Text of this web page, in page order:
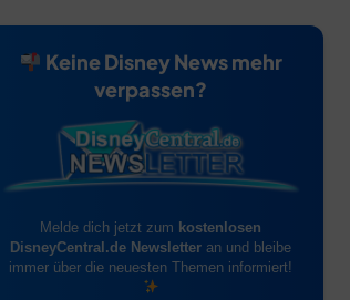
Keine Disney News mehr
verpassen?
Melde dich jetzt zum kostenlosen
DisneyCentral.de Newsletter an und bleibe
immer über die neuesten Themen informiert!